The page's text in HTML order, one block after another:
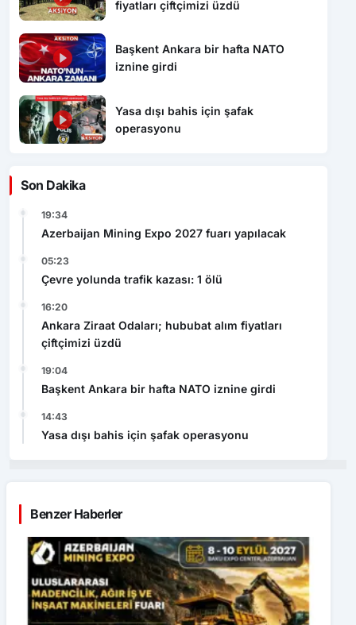
fiyatları çiftçimizi üzdü
Başkent Ankara bir hafta NATO
iznine girdi
Yasa dışı bahis için şafak
operasyonu
Son Dakika
19:34
Azerbaijan Mining Expo 2027 fuarı yapılacak
05:23
Çevre yolunda trafik kazası: 1 ölü
16:20
Ankara Ziraat Odaları; hububat alım fiyatları
çiftçimizi üzdü
19:04
Başkent Ankara bir hafta NATO iznine girdi
14:43
Yasa dışı bahis için şafak operasyonu
Benzer Haberler